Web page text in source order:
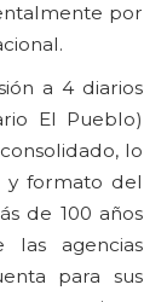
por
a 4 diarios
El Pueblo)
lo
y formato del
de 100 años
agencias
para sus